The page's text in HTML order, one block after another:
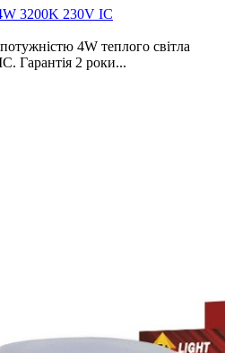
3200K 230V IC
4W теплого світла
Гарантія 2 роки...